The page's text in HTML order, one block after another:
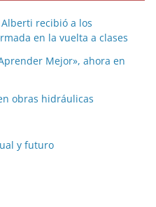
recibió a los
en la vuelta a clases
Mejor», ahora en
obras hidráulicas
y futuro